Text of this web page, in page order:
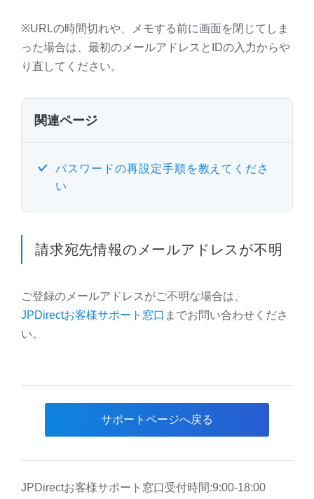
※URLの時間切れや、メモする前に画面を閉じてしま
った場合は、最初のメールアドレスとIDの入力からや
り直してください。
関連ページ
パスワードの再設定手順を教えてくださ
い
請求宛先情報のメールアドレスが不明
ご登録のメールアドレスがご不明な場合は、
JPDirectお客様サポート窓口 までお問い合わせくださ
い。
サポートページへ戻る
JPDirectお客様サポート窓口受付時間:9:00-18:00